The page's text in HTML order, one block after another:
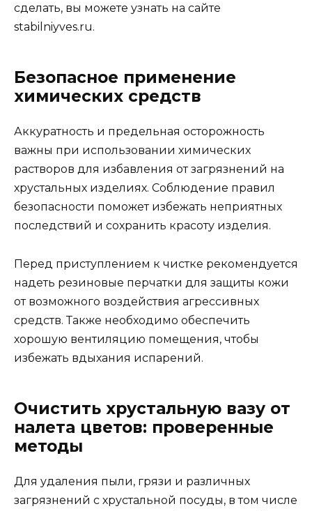
сделать, вы можете узнать на сайте
stabilniyves.ru.
Безопасное применение
химических средств
Аккуратность и предельная осторожность
важны при использовании химических
растворов для избавления от загрязнений на
хрустальных изделиях. Соблюдение правил
безопасности поможет избежать неприятных
последствий и сохранить красоту изделия.
Перед приступлением к чистке рекомендуется
надеть резиновые перчатки для защиты кожи
от возможного воздействия агрессивных
средств. Также необходимо обеспечить
хорошую вентиляцию помещения, чтобы
избежать вдыхания испарений.
Очистить хрустальную вазу от
налета цветов: проверенные
методы
Для удаления пыли, грязи и различных
загрязнений с хрустальной посуды, в том числе